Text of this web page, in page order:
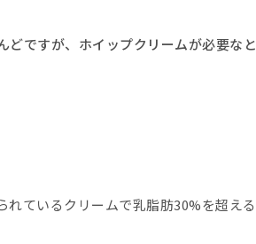
ですが、ホイップクリームが必要なと
ているクリームで乳脂肪30%を超える